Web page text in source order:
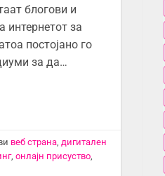
блогови и
интернетот за
постојано го
за да…
веб страна дигитален
,онлајн присуство